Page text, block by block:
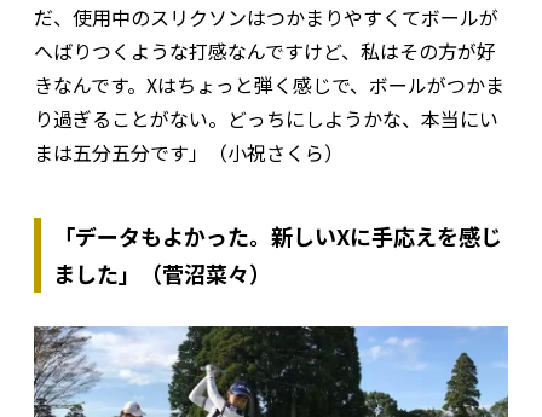
だ、使用中のスリクソンはつかまりやすくてボールが
へばりつくような打感なんですけど、私はその方が好
きなんです。Xはちょっと弾く感じで、ボールがつかま
り過ぎることがない。どっちにしようかな、本当にい
まは五分五分です」（小祝さくら）
「データもよかった。新しいXに手応えを感じ
ました」（菅沼菜々）